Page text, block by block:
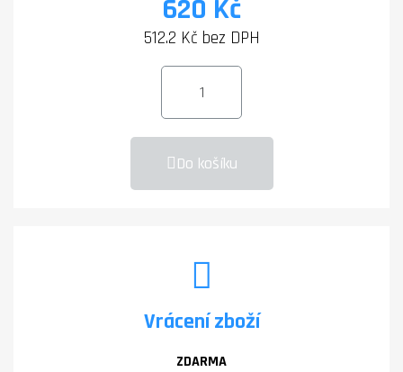
620 Kč
512.2 Kč bez DPH
Do košíku
Vrácení zboží
ZDARMA